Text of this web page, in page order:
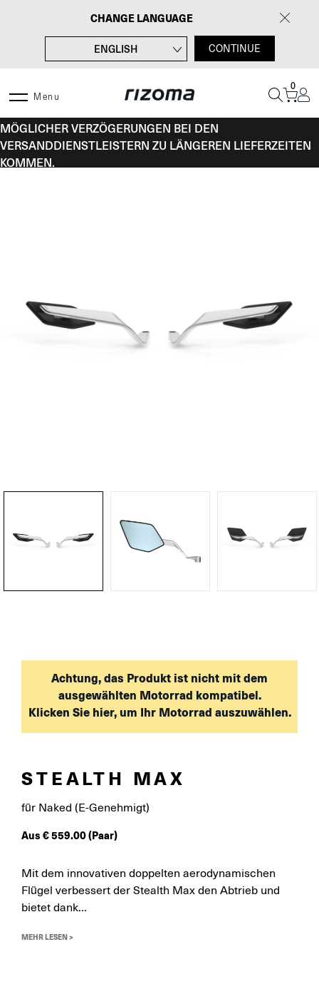
CHANGE LANGUAGE
ENGLISH
ITALIANO
ESPAÑOL
CONTINUE
Menu
0
MÖGLICHER VERZÖGERUNGEN BEI DEN
VERSANDDIENSTLEISTERN ZU LÄNGEREN LIEFERZEITEN
KOMMEN.
Achtung, das Produkt ist nicht mit dem
ausgewählten Motorrad kompatibel.
Klicken Sie hier, um Ihr Motorrad auszuwählen.
STEALTH MAX
für Naked (E-Genehmigt)
Aus€559.00(Paar)
Mit dem innovativen doppelten aerodynamischen
Flügel verbessert der Stealth Max den Abtrieb und
bietet dank...
MEHR LESEN >